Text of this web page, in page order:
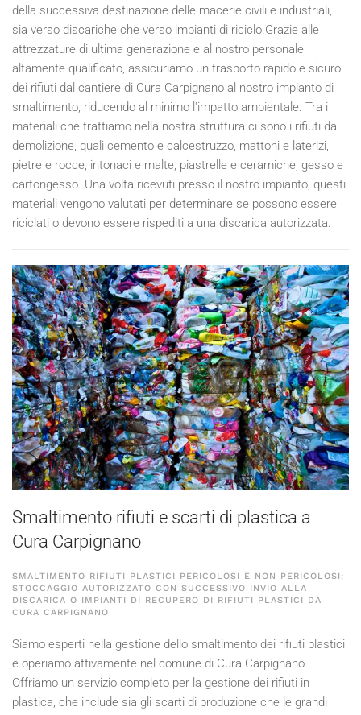
della successiva destinazione delle macerie civili e industriali,
sia verso discariche che verso impianti di riciclo.Grazie alle
attrezzature di ultima generazione e al nostro personale
altamente qualificato, assicuriamo un trasporto rapido e sicuro
dei rifiuti dal cantiere di Cura Carpignano al nostro impianto di
smaltimento, riducendo al minimo l'impatto ambientale. Tra i
materiali che trattiamo nella nostra struttura ci sono i rifiuti da
demolizione, quali cemento e calcestruzzo, mattoni e laterizi,
pietre e rocce, intonaci e malte, piastrelle e ceramiche, gesso e
cartongesso. Una volta ricevuti presso il nostro impianto, questi
materiali vengono valutati per determinare se possono essere
riciclati o devono essere rispediti a una discarica autorizzata.
Smaltimento rifiuti e scarti di plastica a
Cura Carpignano
SMALTIMENTO RIFIUTI PLASTICI PERICOLOSI E NON PERICOLOSI:
STOCCAGGIO AUTORIZZATO CON SUCCESSIVO INVIO ALLA
DISCARICA O IMPIANTI DI RECUPERO DI RIFIUTI PLASTICI DA
CURA CARPIGNANO
Siamo esperti nella gestione dello smaltimento dei rifiuti plastici
e operiamo attivamente nel comune di Cura Carpignano.
Offriamo un servizio completo per la gestione dei rifiuti in
plastica, che include sia gli scarti di produzione che le grandi